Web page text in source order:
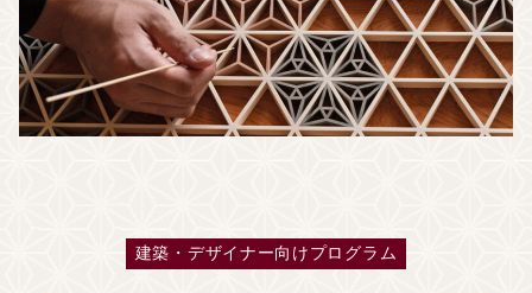
建築・デザイナー向けプログラム